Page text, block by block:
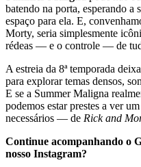
batendo na porta, esperando a
espaço para ela. E,
Morty, seria simplesmente
rédeas — e o controle — de
A estreia da 8ª temporada
para explorar temas densos,
E se a Summer Maligna
podemos estar prestes a ver
necessários — de Rick and
Continue acompanhando o
nosso Instagram?